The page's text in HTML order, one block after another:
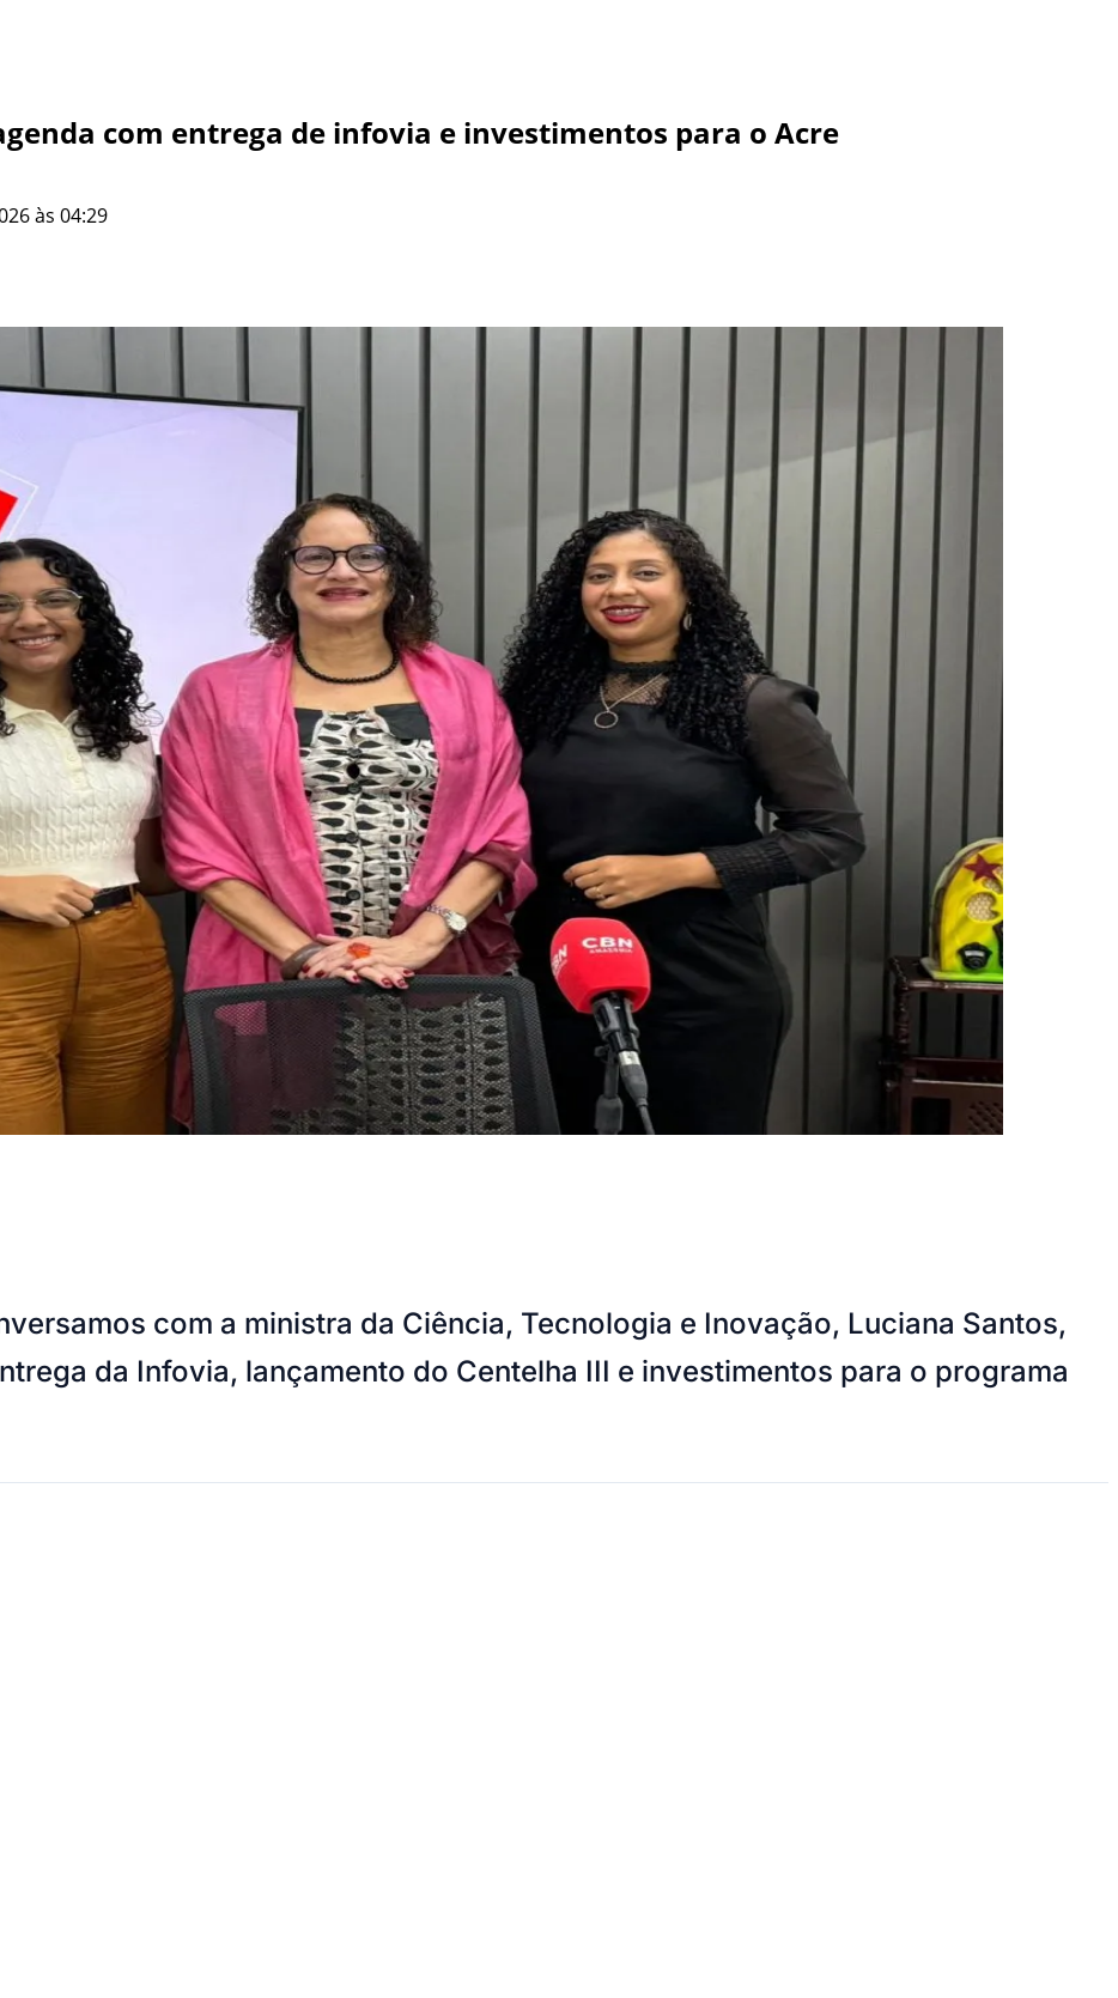
com entrega de infovia e investimentos para o Acre
às 04:29
com a ministra da Ciência, Tecnologia e Inovação, Luciana Santos,
da Infovia, lançamento do Centelha III e investimentos para o programa